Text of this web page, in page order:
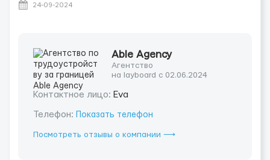
24-09-2024
Able Agency
Агентство
на layboard с 02.06.2024
Контактное лицо: Eva
Телефон: Показать телефон
Посмотреть отзывы о компании ⟶